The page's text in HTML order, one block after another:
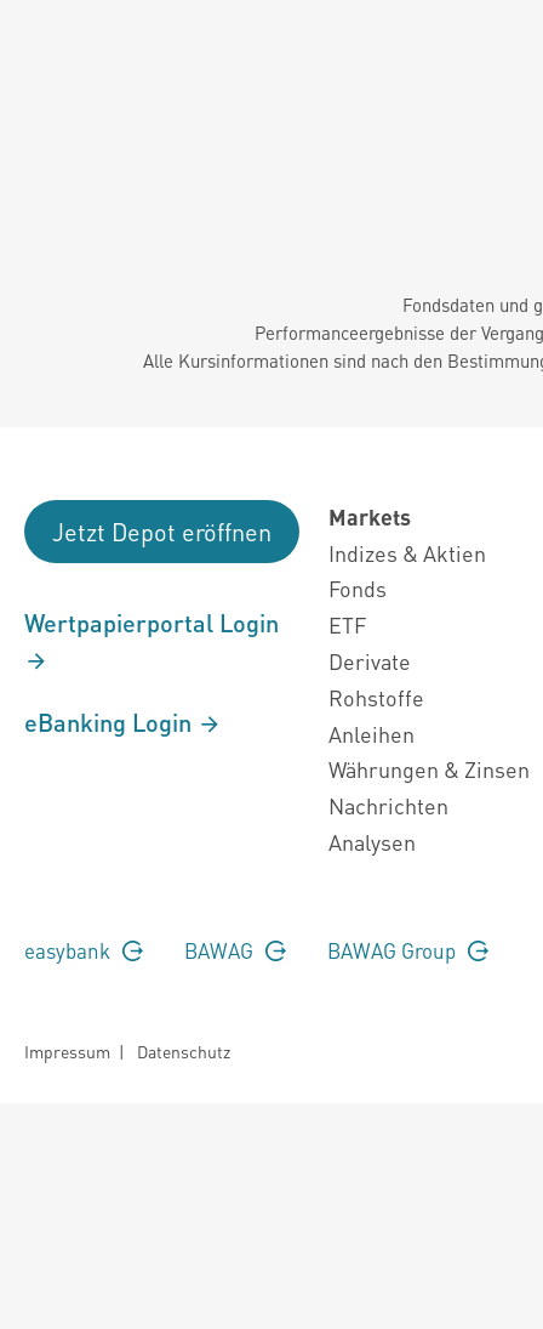
Fondsdaten und
Performanceergebnisse der
Alle Kursinformationen sind nach den
Jetzt Depot eröffnen
Wertpapierportal Login
eBanking Login
Markets
Indizes & Aktien
Fonds
ETF
Derivate
Rohstoffe
Anleihen
Währungen & Zinsen
Nachrichten
Analysen
easybank BAWAG BAWAG Group
Impressum | Datenschutz